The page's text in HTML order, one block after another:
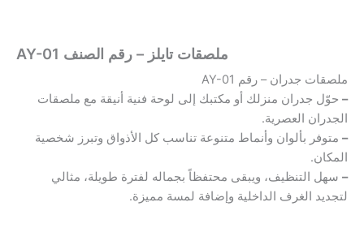
ملصقات تايلز – رقم الصنف AY-01
ملصقات جدران – رقم AY-01
– حوّل جدران منزلك أو مكتبك إلى لوحة فنية أنيقة مع ملصقات
الجدران العصرية.
– متوفر بألوان وأنماط متنوعة تناسب كل الأذواق وتبرز شخصية
المكان.
– سهل التنظيف، ويبقى محتفظاً بجماله لفترة طويلة، مثالي
لتجديد الغرف الداخلية وإضافة لمسة مميزة.